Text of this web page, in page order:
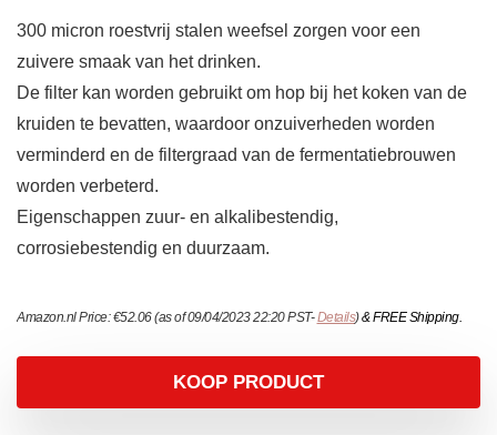
300 micron roestvrij stalen weefsel zorgen voor een
zuivere smaak van het drinken.
De filter kan worden gebruikt om hop bij het koken van de
kruiden te bevatten, waardoor onzuiverheden worden
verminderd en de filtergraad van de fermentatiebrouwen
worden verbeterd.
Eigenschappen zuur- en alkalibestendig,
corrosiebestendig en duurzaam.
Amazon.nl Price:€52.06(as of 09/04/2023 22:20 PST-Details)&FREE Shipping.
KOOP PRODUCT